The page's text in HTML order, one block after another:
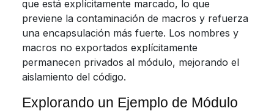
que está explícitamente marcado, lo que
previene la contaminación de macros y refuerza
una encapsulación más fuerte. Los nombres y
macros no exportados explícitamente
permanecen privados al módulo, mejorando el
aislamiento del código.
Explorando un Ejemplo de Módulo